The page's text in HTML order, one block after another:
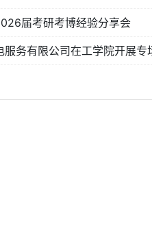
届考研考博经验分享会
服务有限公司在工学院开展专